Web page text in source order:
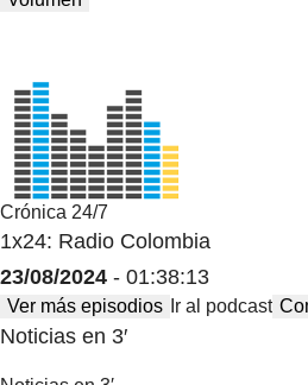
Crónica 24/7
1x24: Radio Colombia
23/08/2024 - 01:38:13
Ver más episodios Ir al podcast
Noticias en 3′